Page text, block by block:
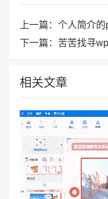
上一篇： 个人简介的ppt
下一篇： 苦苦找寻
相关文章